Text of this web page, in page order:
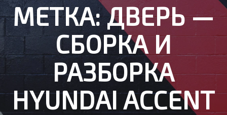
МЕТКА:ДВЕРЬ —
СБОРКА И
РАЗБОРКА
HYUNDAI ACCENT